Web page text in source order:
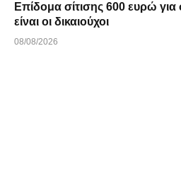
Επίδομα σίτισης 600 ευρώ
είναι οι δικαιούχοι
08/08/2026